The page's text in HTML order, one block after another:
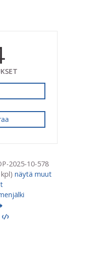
takaisin uimalaan
2025-10-578
näytä muut